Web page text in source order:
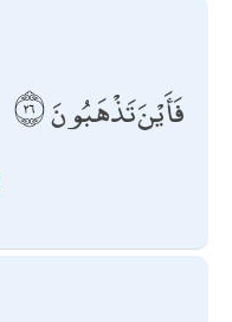
فَأَيْنَ تَذْهَبُونَ